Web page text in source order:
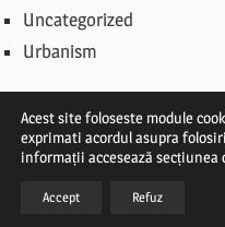
Uncategorized
Urbanism
© Primăria
Acest site foloseste module
exprimati acordul asupra
informații accesează secțiunea
Accept Refuz